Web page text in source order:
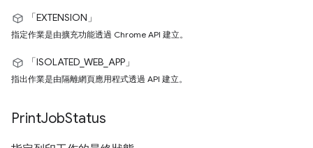
「EXTENSION」
指定作業是由擴充功能透過 Chrome API 建立。
「ISOLATED_WEB_APP」
指出作業是由隔離網頁應用程式透過 API 建立。
PrintJobStatus